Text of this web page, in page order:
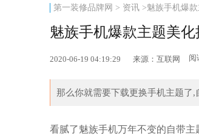
第一装修品牌网 > 资讯>魅族手机爆款
魅族手机爆款主题美
2020-06-19 04:19:29 来源：互联网 阅
那么你就需要下载更换手机主题了
看腻了魅族手机万年不变的自带